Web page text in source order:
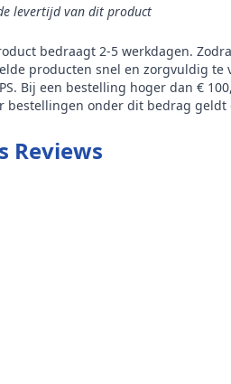
levertijd van dit product
bedraagt 2-5 werkdagen.
producten snel en zorgvuldig te
Bij een bestelling hoger dan €
bestellingen onder dit bedrag geldt
Reviews